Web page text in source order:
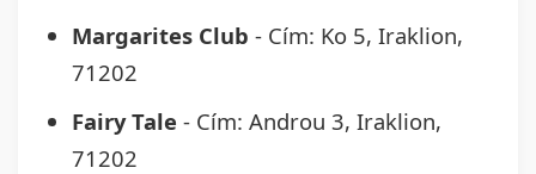
Margarites Club - Cím: Ko 5, Iraklion,
71202
Fairy Tale - Cím: Androu 3, Iraklion,
71202